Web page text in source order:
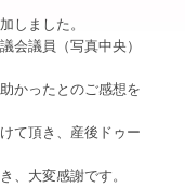
しました。
会議員（写真中央）
かったとのご感想を
て頂き、産後ドゥー
、大変感謝です。